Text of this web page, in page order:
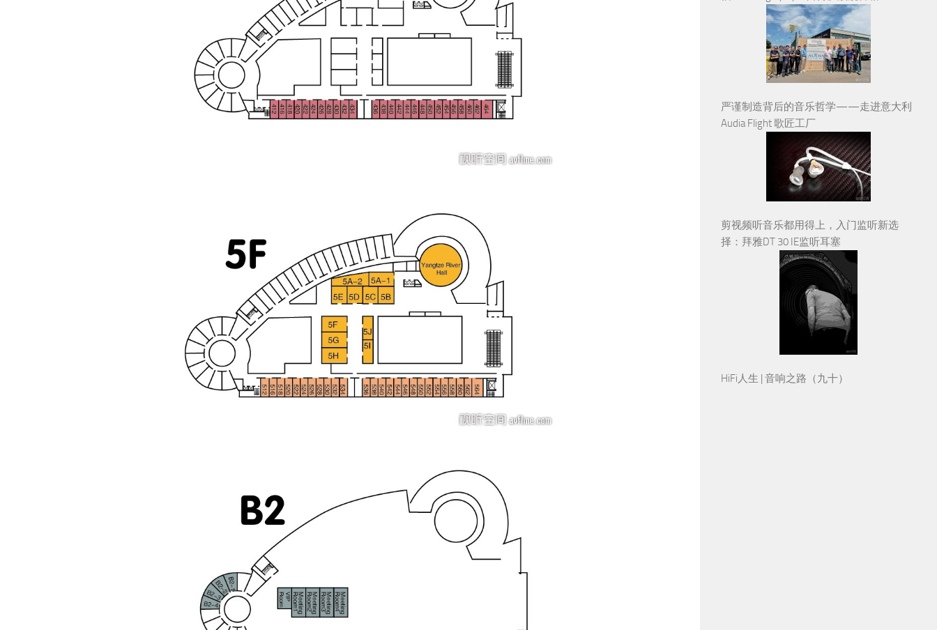
严谨制造背后的音乐哲学——走进意大利
Audia Flight 歌匠工厂
剪视频听音乐都用得上，入门监听新选
择：拜雅DT 30 IE监听耳塞
HiFi人生 | 音响之路（九十）